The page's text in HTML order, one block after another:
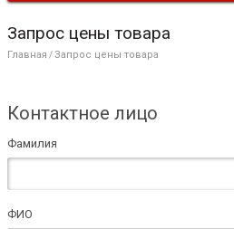
Запрос цены товара
Главная /Запрос цены товара
Контактное лицо
Фамилия
ФИО